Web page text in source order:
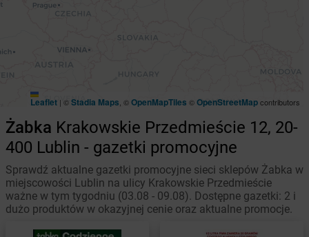
Leaflet | ©Stadia Maps , ©OpenMapTiles ©OpenStreetMapcontributors
Żabka Krakowskie Przedmieście 12, 20-
400 Lublin - gazetki promocyjne
Sprawdź aktualne gazetki promocyjne sieci sklepów Żabka w
miejscowości Lublin na ulicy Krakowskie Przedmieście
ważne w tym tygodniu (03.08 - 09.08). Dostępne gazetki: 2 i
dużo produktów w okazyjnej cenie oraz aktualne promocje.